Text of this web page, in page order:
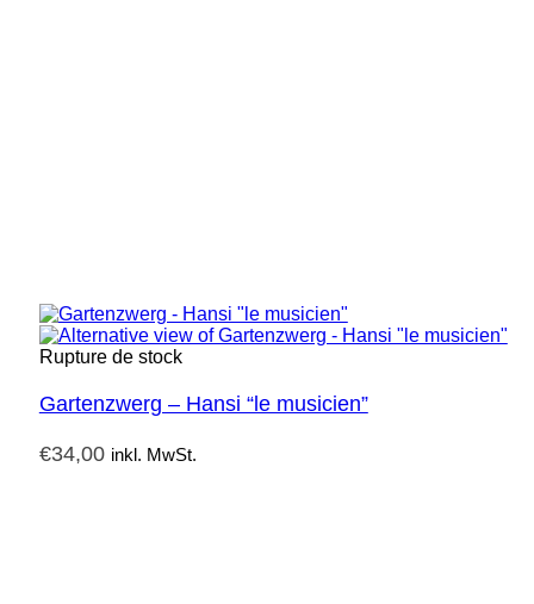
Rupture de stock
Gartenzwerg – Hansi “le musicien”
€34,00 inkl. MwSt.